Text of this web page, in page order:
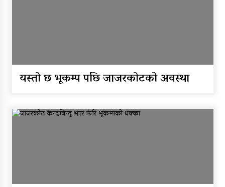
यस्तो छ भूकम्प पछि जाजरकोटको अवस्था